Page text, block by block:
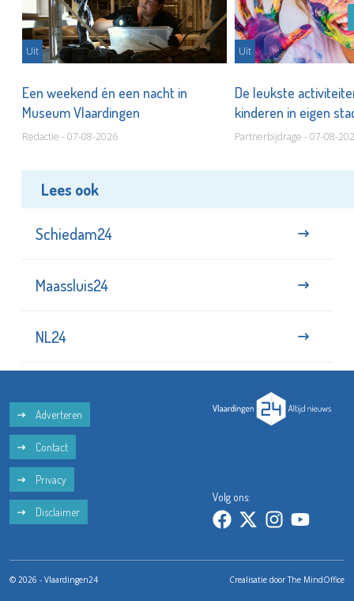
Uit
Een weekend én een nacht in
Museum Vlaardingen
Redactie - 07-08-2026
Uit
De leukste
kinderen in eigen
Partnerbijdrage - 07-08-
Lees ook
Schiedam24
Maassluis24
NL24
Adverteren
Contact
Privacy
Disclaimer
Volg ons:
© 2026 - Vlaardingen24 Crealisatie doorThe MindOffice